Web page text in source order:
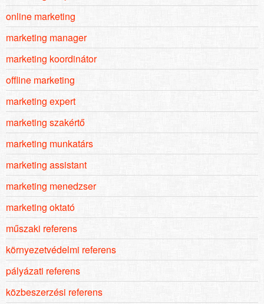
online marketing
marketing manager
marketing koordinátor
offline marketing
marketing expert
marketing szakértő
marketing munkatárs
marketing assistant
marketing menedzser
marketing oktató
műszaki referens
környezetvédelmi referens
pályázati referens
közbeszerzési referens